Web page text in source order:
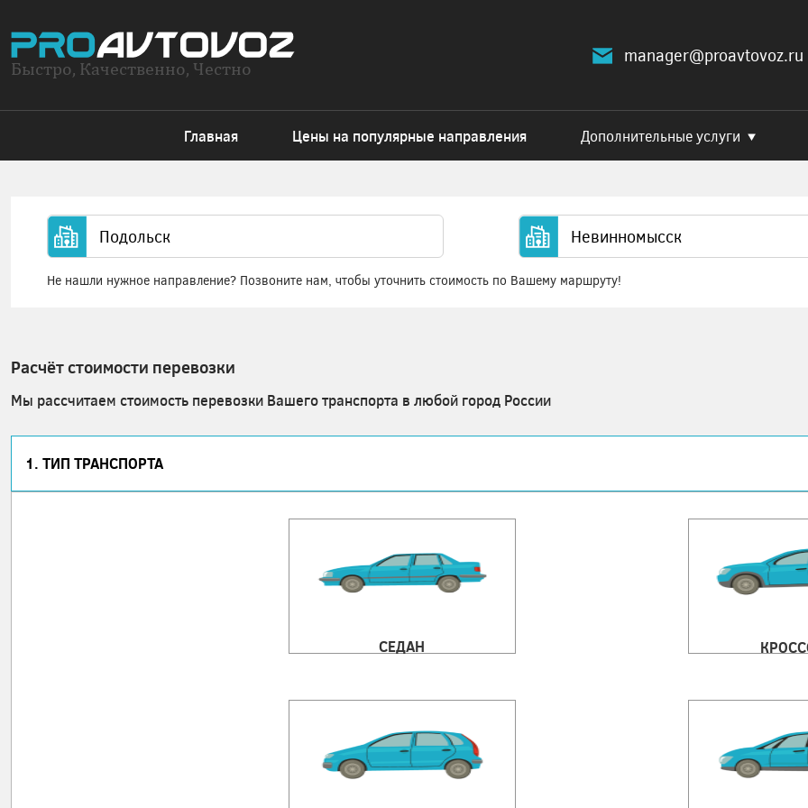
Быстро, Качественно, Честно
manager@proavtovoz.ru
Главная Цены на популярные направления Дополнительные услуги
Не нашли нужное направление? Позвоните нам, чтобы уточнить стоимость по Вашему маршруту!
Расчёт стоимости перевозки
Мы рассчитаем стоимость перевозки Вашего транспорта в любой город России
1. ТИП ТРАНСПОРТА
СЕДАН